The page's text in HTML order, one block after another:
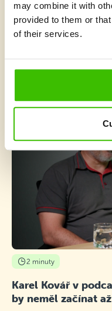
may combine it with
provided to them or
of their services.
Co je v
2 minuty
Karel Kovář v
by neměl začínat